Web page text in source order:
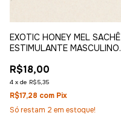
EXOTIC HONEY MEL SACHÊ
ESTIMULANTE MASCULINO
R$18,00
4 x de R$5,35
R$17,28 com Pix
Só restam 2 em estoque!